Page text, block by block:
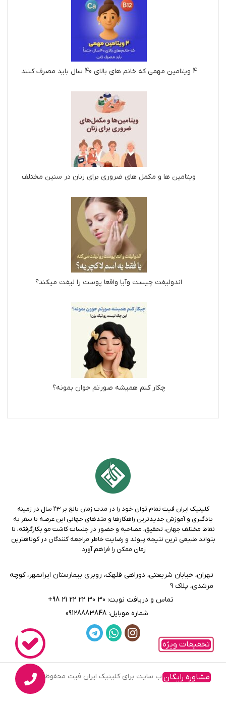
4 ویتامین مهمی که خانم های بالای 40 سال باید مصرف کنند
ویتامین ها و مکمل های ضروری برای زنان در سنین مختلف
اندولیفت چیست وآیا واقعا پوست را لیفت میکند؟
چکار کنم همیشه صورتم جوان بمونه؟
کلینیک ايران فيت تمام توان خود را در مدت زمان بالغ بر 23 سال در زمينه
يادگيری و آموزش جديدترين راهکارها و متدهاي جهانی اين عرصه با سفر به
نقاط مختلف جهان، تحقيق، مصاحبه و حضور در جلسات کاشت مو بکارگرفته، تا
بتواند طبيعی ترين نتيجه پيوند و رضايت خاطر مراجعه کنندگان در کوتاهترين
زمان ممکن را فراهم آورد.
تهران، خيابان شريعتی، دوراهی قلهك، روبری بيمارستان ايرانمهر، كوچه
مرشدی، پلاك 9
تماس و دریافت نوبت: 30 30 22 22 21 98+
شماره موبایل: 09128883848
کلیه حقوق وب سایت برای کلینیک ایران فیت محفوظ است.
تخفیفات ویژه
مشاوره رایگان